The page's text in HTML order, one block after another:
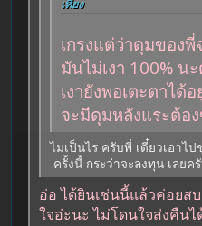
เที่ยง
เกรงแต่ว่าดุมของ
มันไม่เงา 100% น
เงายังพอเตะตาไ
จะมีดุมหลังแระต้อ
ไม่เป็นไร ครับพี่ เดี๋ยวเอาไป
ครั้งนี้ กระว่าจะลงทุน เลยค
อ่อ ได้ยินเช่นนี้แล้วค่อยส
ใจอ่ะนะ ไม่โดนใจส่งคืนได้